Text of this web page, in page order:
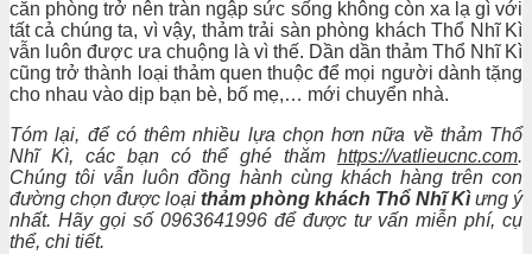
căn phòng trở nên tràn ngập sức sống không còn xa lạ gì với
tất cả chúng ta, vì vậy, thảm trải sàn phòng khách Thổ Nhĩ Kì
vẫn luôn được ưa chuộng là vì thế. Dần dần thảm Thổ Nhĩ Kì
cũng trở thành loại thảm quen thuộc để mọi người dành tặng
cho nhau vào dịp bạn bè, bố mẹ,… mới chuyển nhà.
Tóm lại, để có thêm nhiều lựa chọn hơn nữa về thảm Thổ
Nhĩ Kì, các bạn có thể ghé thăm https://vatlieucnc.com.
Chúng tôi vẫn luôn đồng hành cùng khách hàng trên con
đường chọn được loại thảm phòng khách Thổ Nhĩ Kìưng ý
nhất. Hãy gọi số 0963641996 để được tư vấn miễn phí, cụ
thể, chi tiết.